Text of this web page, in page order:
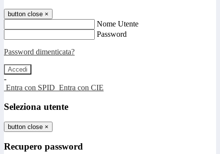
button close ×
Nome Utente
Password
Password dimenticata?
-
Entra con SPID Entra con CIE
Seleziona utente
button close ×
Recupero password